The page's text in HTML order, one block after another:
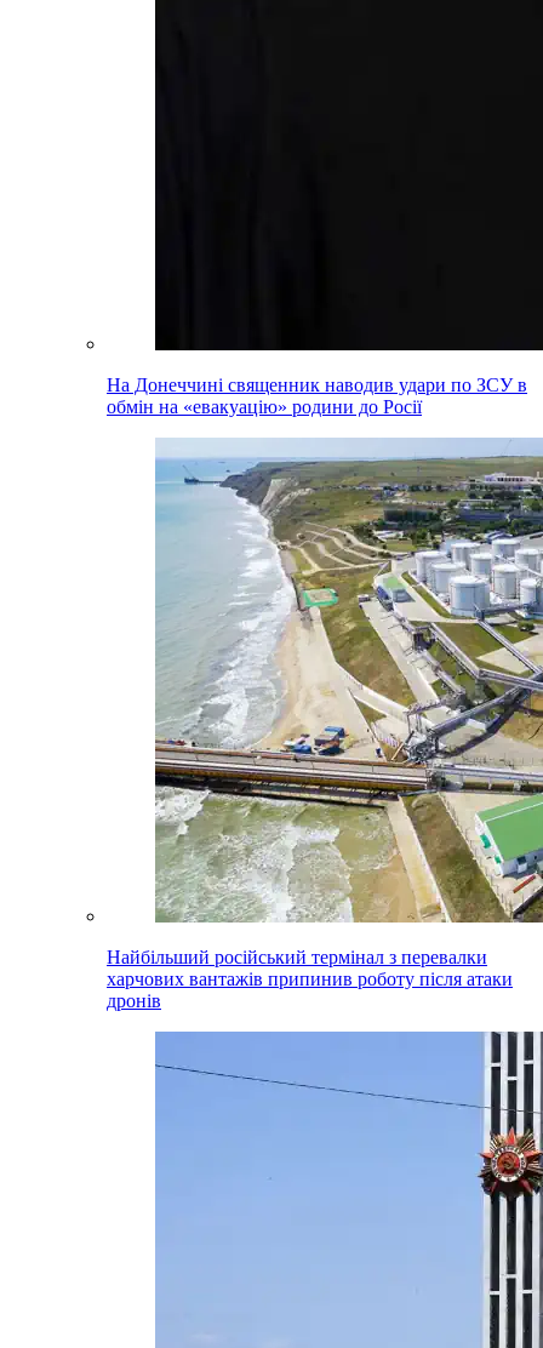
На Донеччині священник наводив удари по ЗСУ в
обмін на «евакуацію» родини до Росії
Найбільший російський термінал з перевалки
харчових вантажів припинив роботу після атаки
дронів